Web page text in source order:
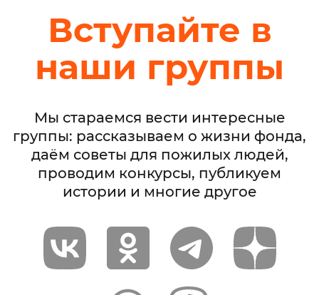
Вступайте в
наши группы
Мы стараемся вести интересные
группы: рассказываем о жизни фонда,
даём советы для пожилых людей,
проводим конкурсы, публикуем
истории и многие другое